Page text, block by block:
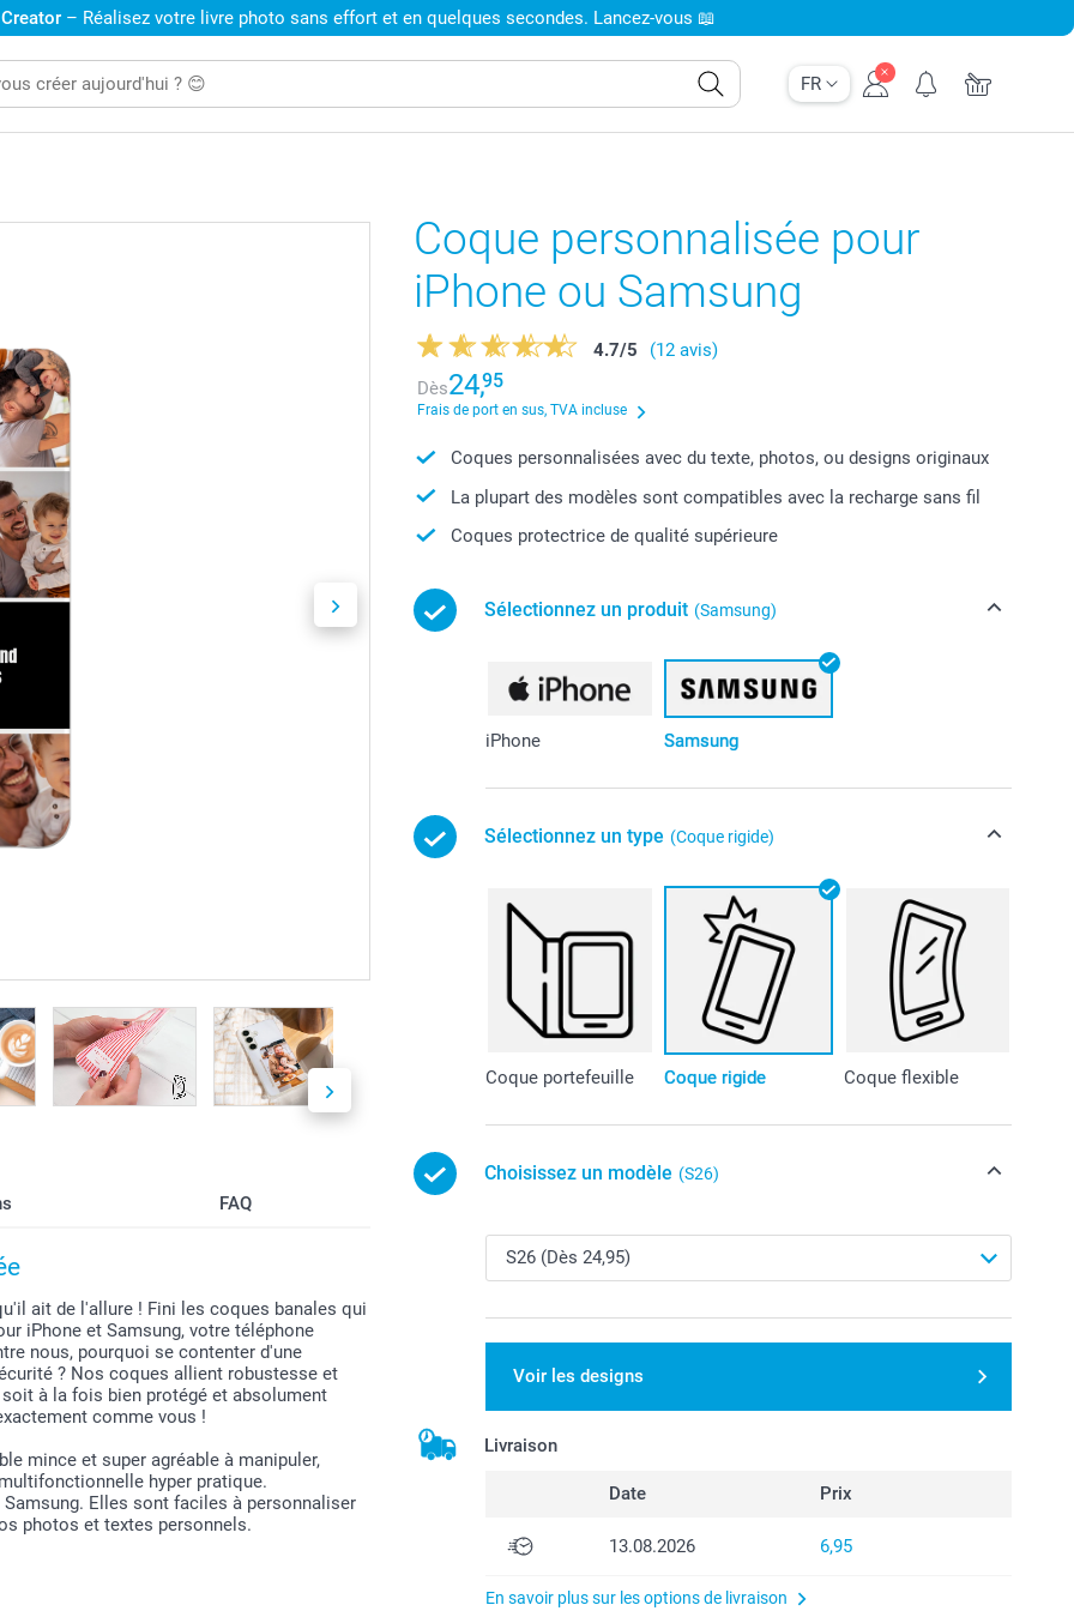
FR
– Réalisez votre livre photo sans effort et en quelques secondes. Lancez-vous 📖
FAQ
ait de l'allure ! Fini les coques banales qui
iPhone et Samsung, votre téléphone
nous, pourquoi se contenter d'une
? Nos coques allient robustesse et
à la fois bien protégé et absolument
comme vous !
mince et super agréable à manipuler,
hyper pratique.
Elles sont faciles à personnaliser
photos et textes personnels.
Coque personnalisée pour
iPhone ou Samsung
4.7/5
(12 avis)
Dès24,95
Frais de port en sus, TVA incluse
Coques personnalisées avec du texte, photos, ou designs originaux
La plupart des modèles sont compatibles avec la recharge sans fil
Coques protectrice de qualité supérieure
Sélectionnez un produit (Samsung)
iPhone Samsung
Sélectionnez un type (Coque rigide)
Coque portefeuille Coque rigide Coque flexible
Choisissez un modèle (S26)
Voir les designs
Livraison
Date Prix
13.08.2026 6,95
En savoir plus sur les options de livraison